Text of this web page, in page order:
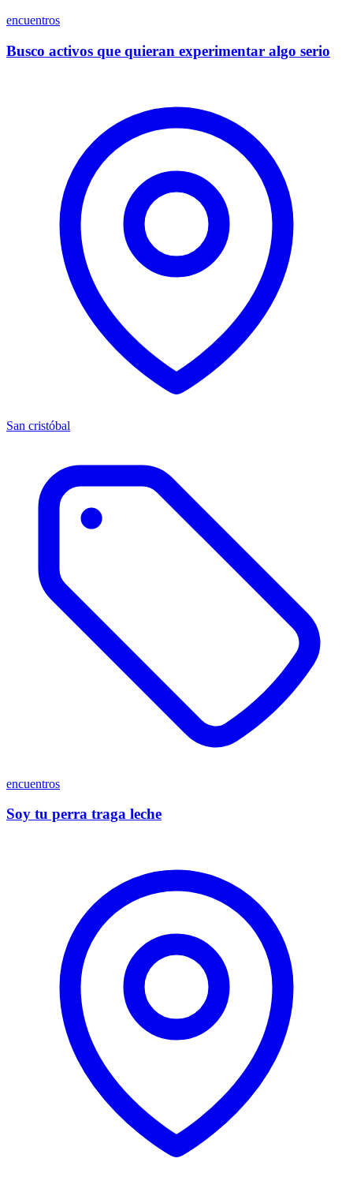
encuentros
Busco activos que quieran experimentar algo serio
San cristóbal
encuentros
Soy tu perra traga leche